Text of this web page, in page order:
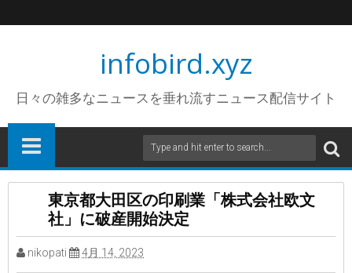
infobird.xyz
日々の雑多なニュースを垂れ流すニュース配信サイト
東京都大田区の印刷業「株式会社欧文
社」に破産開始決定
nikopati 4月 14, 2023